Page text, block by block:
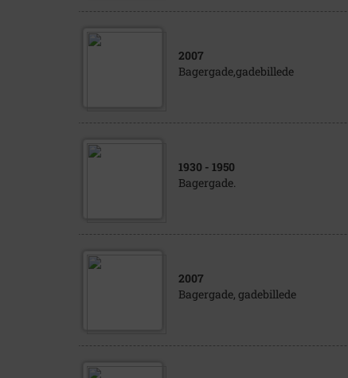
2007
Bagergade,gadebillede
1930 - 1950
Bagergade.
2007
Bagergade, gadebillede